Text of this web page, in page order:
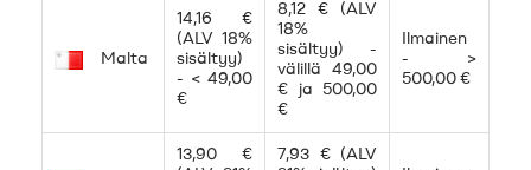
Malta
14,16 €
(ALV 18%
sisältyy)
- < 49,00
€
8,12 € (ALV
18%
sisältyy) -
välillä 49,00
€ ja 500,00
€
Ilmainen
- >
500,00 €
13,90 €
7,93 € (ALV